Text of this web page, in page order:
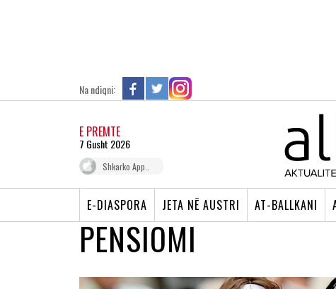
Na ndiqni:
E PREMTE
7 Gusht 2026
Shkarko App..
E-DIASPORA JETA NË AUSTRI AT-BALLKANI
PENSIOMI
ROGER FEDERER